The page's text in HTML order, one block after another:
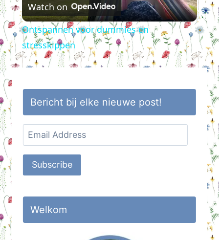
Video
Watch on
Ontspannen voor dummies en
stresskippen
Bericht bij elke nieuwe post!
Email
Address
Subscribe
Welkom